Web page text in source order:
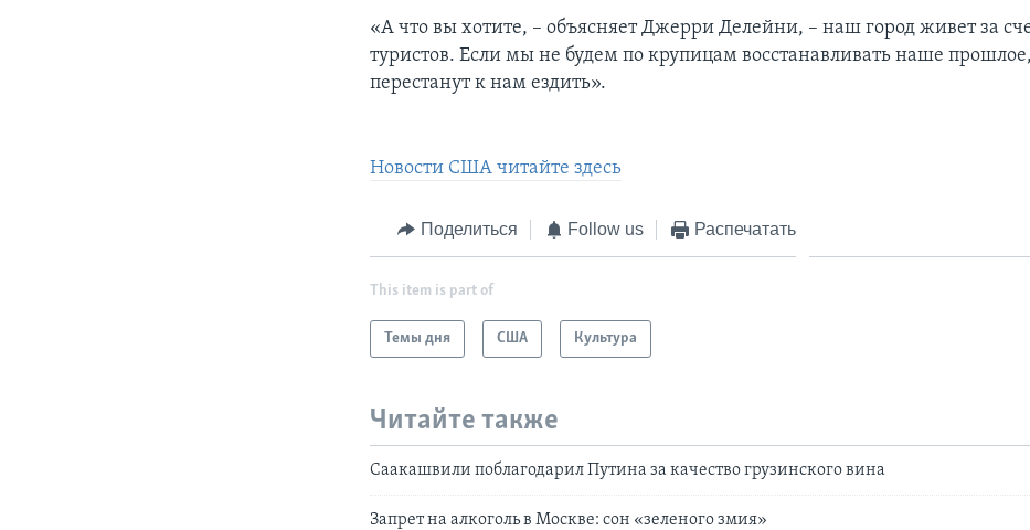
«А что вы хотите, – объясняет Джерри Делейни, – наш город живет за
туристов. Если мы не будем по крупицам восстанавливать наше
перестанут к нам ездить».
Новости США читайте здесь
Поделиться Follow us Распечатать
This item is part of
Темы дня США Культура
Читайте также
Саакашвили поблагодарил Путина за качество грузинского вина
Запрет на алкоголь в Москве: сон «зеленого змия»